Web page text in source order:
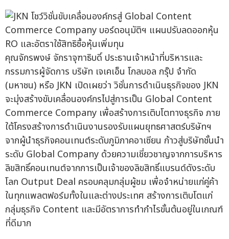
คุณจักรพงษ์ จักราจุฑาธิบดิ์ ประธานเจ้าหน้าที่บริหารและ
กรรมการผู้จัดการ บริษัท เจเคเอ็น โกลบอล กรุ๊ป จำกัด
(มหาชน) หรือ JKN เปิดเผยว่า วิชั่นการดำเนินธุรกิจของ JKN
จะมุ่งสร้างขับเคลื่อนองค์กรไปสู่การเป็น Global Content
Commerce Company เพื่อสร้างการเติบโตทางธุรกิจ ภาย
ใต้โครงสร้างการดำเนินงานรองรับแผนยุทธศาสตร์บริษัทฯ
จากผู้นำธุรกิจคอนเทนต์ระดับภูมิภาคอาเซียน ก้าวสู่บริษัทชั้นนำ
ระดับ Global Company ด้วยความเชี่ยวชาญจากการบริหาร
ลิขสิทธิ์คอนเทนต์จากการเป็นเจ้าของลิขสิทธิ์แบรนด์ดังระดับ
โลก Output Deal ครอบคลุมกลุ่มผู้ชม เพื่อจำหน่ายแก่คู่ค้า
ในทุกแพลตฟอร์มทั้งในและต่างประเทศ สร้างการเติบโตแก่
กลุ่มธุรกิจ Content และมีอัตราการทำกำไรขั้นต้นอยู่ในเกณฑ์
ที่ดีมาก